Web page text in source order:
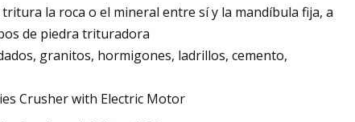
la roca o el mineral entre sí y la mandíbula fija, a
de piedra trituradora
granitos, hormigones, ladrillos, cemento,